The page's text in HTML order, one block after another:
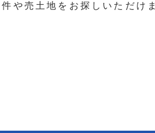
や売土地をお探しいただけま